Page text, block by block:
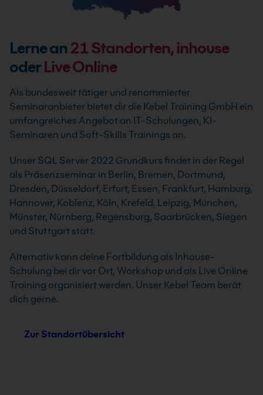
Lerne an 21Standorten, inhouse
oderLive Online
Als bundesweit tätiger und renommierter
Seminaranbieter bietet dir die Kebel Training GmbH ein
umfangreiches Angebot an IT-Schulungen, KI-
Seminaren und Soft-Skills Trainings an.
Unser SQL Server 2022 Grundkurs findet in der Regel
als Präsenzseminar in Berlin, Bremen, Dortmund,
Dresden, Düsseldorf, Erfurt, Essen, Frankfurt, Hamburg,
Hannover, Koblenz, Köln, Krefeld, Leipzig, München,
Münster, Nürnberg, Regensburg, Saarbrücken, Siegen
und Stuttgart statt.
Alternativ kann deine Fortbildung als Inhouse-
Schulung bei dir vor Ort, Workshop und als Live Online
Training organisiert werden. Unser Kebel Team berät
dich gerne.
Zur Standortübersicht